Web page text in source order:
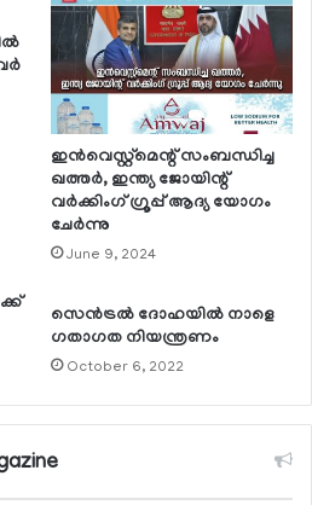
ഇന്‍വെസ്റ്റ്മെന്റ് സംബന്ധിച്ച
ഖത്തര്‍, ഇന്ത്യ ജോയിന്റ്
വര്‍ക്കിംഗ് ഗ്രൂപ്പ് ആദ്യ യോഗം
ചേര്‍ന്നു
June 9, 2024
സെന്‍ട്രല്‍ ദോഹയില്‍ നാളെ
ഗതാഗത നിയന്ത്രണം
October 6, 2022